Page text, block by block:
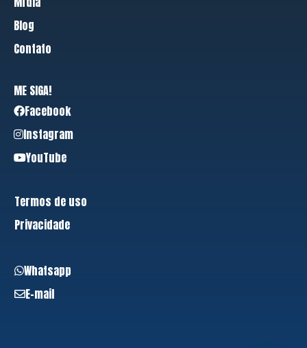
Blog
Contato
ME SIGA!
Facebook
Instagram
YouTube
Termos de uso
Privacidade
Whatsapp
E-mail